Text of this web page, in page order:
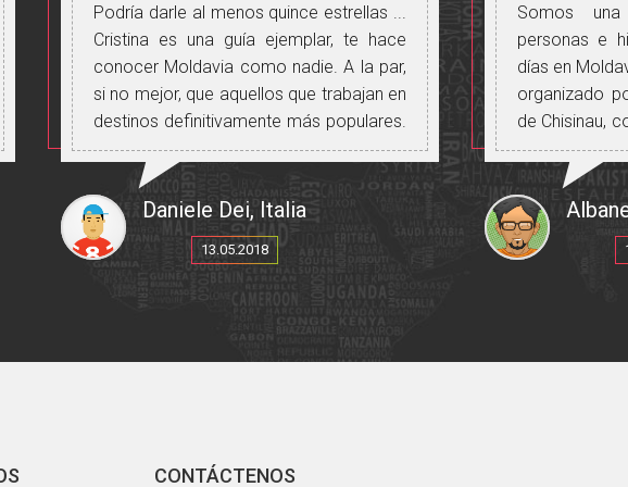
Podría darle al menos quince estrellas ...
Cristina es una guía ejemplar, te hace
conocer Moldavia como nadie. A la par,
si no mejor, que aquellos que trabajan en
destinos definitivamente más populares.
Experiencia a realizar sin ninguna duda.
Daniele Dei, Italia
13.05.2018
Somos
personas e
días en
organizado
de Chisinau,
B.I.T. de Milán.
Tuvimos
tanto para la
el
transporte,
personas
CONTÁCTENOS